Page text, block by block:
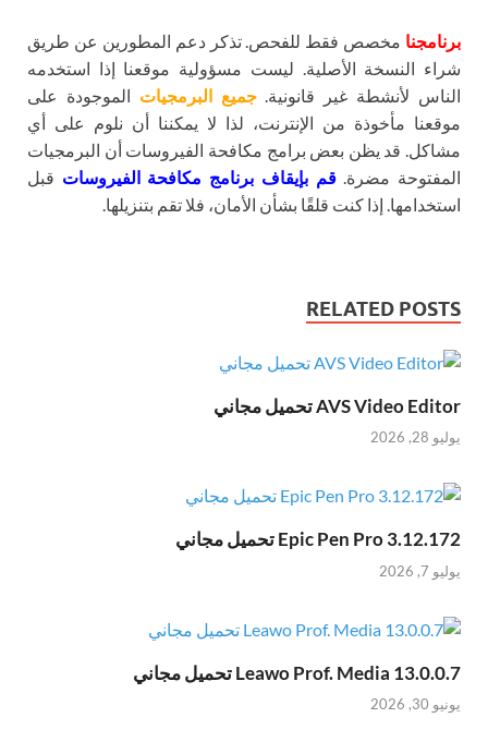
برنامجنا مخصص فقط للفحص. تذكر دعم المطورين عن طريق
شراء النسخة الأصلية. ليست مسؤولية موقعنا إذا استخدمه
الناس لأنشطة غير قانونية.جميع البرمجيات الموجودة على
موقعنا مأخوذة من الإنترنت، لذا لا يمكننا أن نلوم على أي
مشاكل. قد يظن بعض برامج مكافحة الفيروسات أن البرمجيات
المفتوحة مضرة.قم بإيقاف برنامج مكافحة الفيروسات قبل
استخدامها. إذا كنت قلقًا بشأن الأمان، فلا تقم بتنزيلها.
RELATED POSTS
AVS Video Editor تحميل مجاني
يوليو 28, 2026
Epic Pen Pro 3.12.172 تحميل مجاني
يوليو 7, 2026
Leawo Prof. Media 13.0.0.7 تحميل مجاني
يونيو 30, 2026